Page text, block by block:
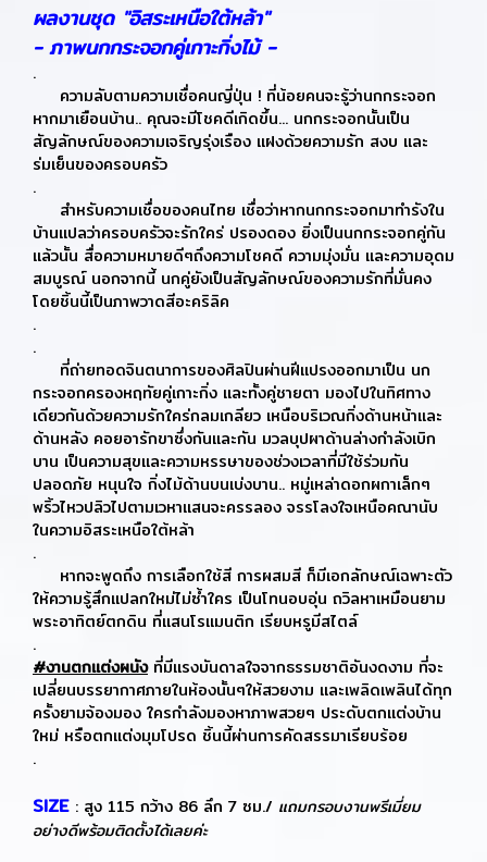
ผลงานชุด "อิสระเหนือใต้หล้า"
- ภาพนกกระจอกคู่เกาะกิ่งไม้ -
.
ความลับตามความเชื่อคนญี่ปุ่น ! ที่น้อยคนจะรู้ว่านกกระจอก
หากมาเยือนบ้าน.. คุณจะมีโชคดีเกิดขึ้น... นกกระจอกนั้นเป็น
สัญลักษณ์ของความเจริญรุ่งเรือง แฝงด้วยความรัก สงบ และ
ร่มเย็นของครอบครัว
.
สำหรับความเชื่อของคนไทย เชื่อว่าหากนกกระจอกมาทำรังใน
บ้านแปลว่าครอบครัวจะรักใคร่ ปรองดอง ยิ่งเป็นนกกระจอกคู่กัน
แล้วนั้น สื่อความหมายดีๆถึงความโชคดี ความมุ่งมั่น และความอุดม
สมบูรณ์ นอกจากนี้ นกคู่ยังเป็นสัญลักษณ์ของความรักที่มั่นคง
โดยชิ้นนี้เป็นภาพวาดสีอะคริลิค
.
.
ที่ถ่ายทอดจินตนาการของศิลปินผ่านฝีแปรงออกมาเป็น นก
กระจอกครองหฤทัยคู่เกาะกิ่ง และทั้งคู่ชายตา มองไปในทิศทาง
เดียวกันด้วยความรักใคร่กลมเกลียว เหนือบริเวณกิ่งด้านหน้าและ
ด้านหลัง คอยอารักขาซึ่งกันและกัน มวลบุปผาด้านล่างกำลังเบิก
บาน เป็นความสุขและความหรรษาของช่วงเวลาที่มีใช้ร่วมกัน
ปลอดภัย หนุนใจ กิ่งไม้ด้านบนเบ่งบาน.. หมู่เหล่าดอกผกาเล็กๆ
พริ้วไหวปลิวไปตามเวหาแสนจะครรลอง จรรโลงใจเหนือคณานับ
ในความอิสระเหนือใต้หล้า
.
หากจะพูดถึง การเลือกใช้สี การผสมสี ก็มีเอกลักษณ์เฉพาะตัว
ให้ความรู้สึกแปลกใหม่ไม่ซ้ำใคร เป็นโทนอบอุ่น ถวิลหาเหมือนยาม
พระอาทิตย์ตกดิน ที่แสนโรแมนติก เรียบหรูมีสไตล์
.
#งานตกแต่งผนังที่มีเเรงบันดาลใจจากธรรมชาติอันงดงาม ที่จะ
เปลี่ยนบรรยากาศภายในห้องนั้นๆให้สวยงาม และเพลิดเพลินได้ทุก
ครั้งยามจ้องมอง ใครกำลังมองหาภาพสวยๆ ประดับตกแต่งบ้าน
ใหม่ หรือตกแต่งมุมโปรด ชิ้นนี้ผ่านการคัดสรรมาเรียบร้อย
.
SIZE : สูง 115 กว้าง 86 ลึก 7 ซม./ แถมกรอบงานพรีเมี่ยม
อย่างดีพร้อมติดตั้งได้เลยค่ะ